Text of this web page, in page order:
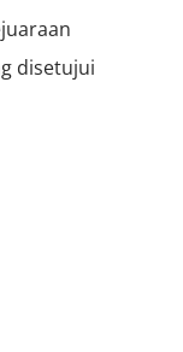
disetujui